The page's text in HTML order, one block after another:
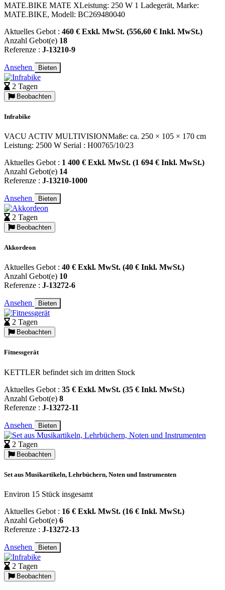
MATE.BIKE MATE XLeistung: 250 W 1 Ladegerät, Marke:
MATE.BIKE, Modell: BC269480040
Aktuelles Gebot : 460 € Exkl. MwSt. (556,60 € Inkl. MwSt.)
Anzahl Gebot(e) 18
Referenze : J-13210-9
Ansehen Bieten
2 Tagen
Beobachten
Infrabike
VACU ACTIV MULTIVISIONMaße: ca. 250 × 105 × 170 cm
Leistung: 2500 W Serial : H00765/10/23
Aktuelles Gebot : 1 400 € Exkl. MwSt. (1 694 € Inkl. MwSt.)
Anzahl Gebot(e) 14
Referenze : J-13210-1000
Ansehen Bieten
2 Tagen
Beobachten
Akkordeon
Aktuelles Gebot : 40 € Exkl. MwSt. (40 € Inkl. MwSt.)
Anzahl Gebot(e) 10
Referenze : J-13272-6
Ansehen Bieten
2 Tagen
Beobachten
Fitnessgerät
KETTLER befindet sich im dritten Stock
Aktuelles Gebot : 35 € Exkl. MwSt. (35 € Inkl. MwSt.)
Anzahl Gebot(e) 8
Referenze : J-13272-11
Ansehen Bieten
2 Tagen
Beobachten
Set aus Musikartikeln, Lehrbüchern, Noten und Instrumenten
Environ 15 Stück insgesamt
Aktuelles Gebot : 16 € Exkl. MwSt. (16 € Inkl. MwSt.)
Anzahl Gebot(e) 6
Referenze : J-13272-13
Ansehen Bieten
2 Tagen
Beobachten